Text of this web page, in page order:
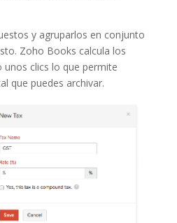
y agruparlos en conjunto
Zoho Books calcula los
clics lo que permite
que puedes archivar.